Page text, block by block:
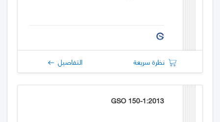
نظرة سريعة التفاصيل
GSO 150-1:2013